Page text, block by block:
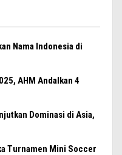
Nama Indonesia di
AHM Andalkan 4
Dominasi di Asia,
Turnamen Mini Soccer